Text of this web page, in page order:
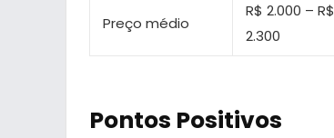
Preço médio
R$ 2.000 – R$
2.300
Pontos Positivos